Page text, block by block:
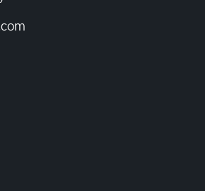
รศึกษาและกลับมาบ้านเพื่อพบว่า
งเผชิญกับปัญหาทางการเงินอย่าง
นทำ เขาได้รับโอกาสจาก Jenny
บกับ “Scarab” วัตถุโบราณจากต่าง